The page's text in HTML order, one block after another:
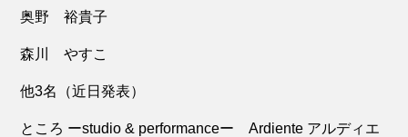
奥野 裕貴子
森川 やすこ
他3名（近日発表）
ところ ーstudio & performanceー Ardiente アルディエ